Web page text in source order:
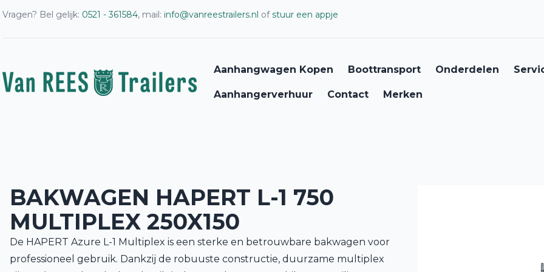
Vragen? Bel gelijk: 0521 - 361584, mail: info@vanreestrailers.nl ofstuur een appje
Aanhangwagen Kopen Boottransport Onderdelen
Aanhangerverhuur Contact Merken
BAKWAGEN HAPERT L-1 750
MULTIPLEX 250X150
De HAPERT Azure L-1 Multiplex is een sterke en betrouwbare bakwagen voor
professioneel gebruik. Dankzij de robuuste constructie, duurzame multiplex